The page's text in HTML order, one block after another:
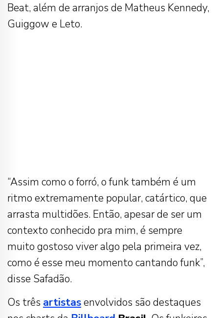
Beat, além de arranjos de Matheus Kennedy,
Guiggow e Leto.
“Assim como o forró, o funk também é um
ritmo extremamente popular, catártico, que
arrasta multidões. Então, apesar de ser um
contexto conhecido pra mim, é sempre
muito gostoso viver algo pela primeira vez,
como é esse meu momento cantando funk”,
disse Safadão.
Os três artistasenvolvidos são destaques